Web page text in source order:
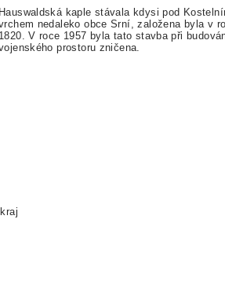
Hauswaldská kaple stávala kdysi pod
nedaleko obce Srní, založena byla v
1820. V roce 1957 byla tato stavba při
prostoru zničena.